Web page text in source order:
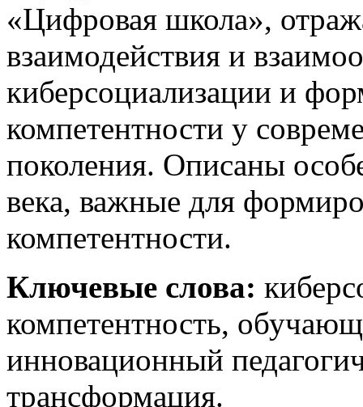
«Цифровая школа»,
взаимодействия и
киберсоциализации и
компетентности у
поколения. Описаны
века, важные для
компетентности.
Ключевые слова:
компетентность,
инновационный
трансформация.